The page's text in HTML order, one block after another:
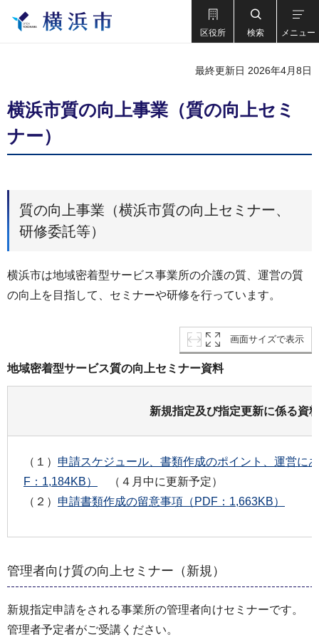
区役所 検索 メニュー
最終更新日 2026年4月8日
横浜市質の向上事業（質の向上セミ
ナー）
質の向上事業（横浜市質の向上セミナー、
研修委託等）
横浜市は地域密着型サービス事業所の介護の質、運営の質
の向上を目指して、セミナーや研修を行っています。
画面サイズで表示
地域密着型サービス質の向上セミナー資料
新規指定及び指定更新に係る資
（１） 申請スケジュール、書類作成のポイント、運営に
F：1,184KB）
（４月中に更新予定）
（２） 申請書類作成の留意事項（PDF：1,663KB）
管理者向け質の向上セミナー（新規）
新規指定申請をされる事業所の管理者向けセミナーです。
管理者予定者がご受講ください。